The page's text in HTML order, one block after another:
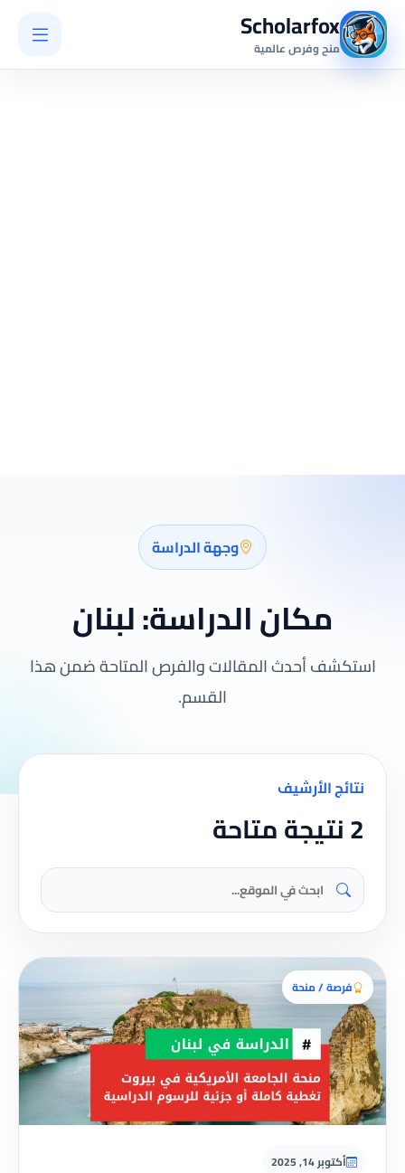
Scholarfox
منح وفرص عالمية
وجهة الدراسة
مكان الدراسة:لبنان
استكشف أحدث المقالات والفرص المتاحة ضمن هذا
القسم.
نتائج الأرشيف
2 نتيجة متاحة
فرصة / منحة
أكتوبر 14, 2025